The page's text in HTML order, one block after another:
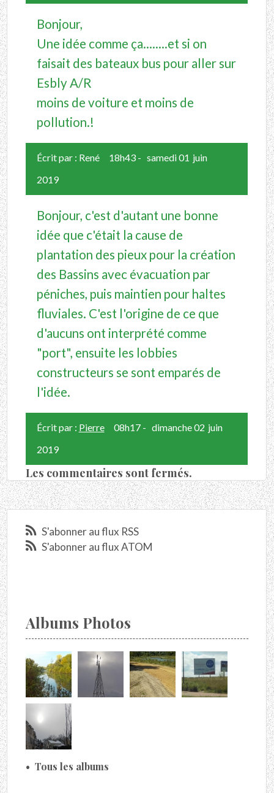
S'abonner au flux RSS
S'abonner au flux ATOM
Albums Photos
Tous les albums
Bonjour,
Une idée comme ça........et si on
faisait des bateaux bus pour aller sur
Esbly A/R
moins de voiture et moins de
pollution.!
Écrit par : René 18h43- samedi 01 juin
2019
Bonjour, c'est d'autant une bonne
idée que c'était la cause de
plantation des pieux pour la création
des Bassins avec évacuation par
péniches, puis maintien pour haltes
fluviales. C'est l'origine de ce que
d'aucuns ont interprété comme
"port", ensuite les lobbies
constructeurs se sont emparés de
l'idée.
Écrit par : Pierre 08h17- dimanche 02 juin
2019
Les commentaires sont fermés.